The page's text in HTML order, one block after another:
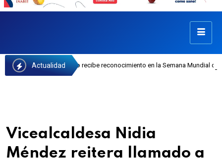
Actualidad
Castillo recibe reconocimiento en la Semana Mundial de la Lactancia
Vicealcaldesa Nidia
Méndez reitera llamado a